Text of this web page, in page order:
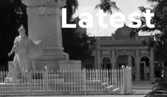
Latest